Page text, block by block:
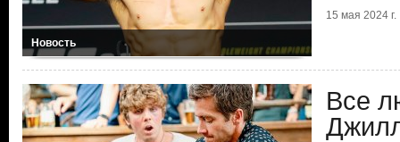
Новость
15 мая 2024 г.
Все